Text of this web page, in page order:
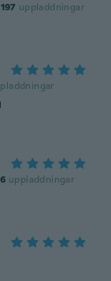
197 uppladdningar
uppladdningar